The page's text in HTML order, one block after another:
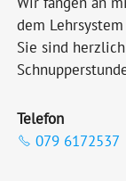
dem
Sie sind
Telefon
079 6172537